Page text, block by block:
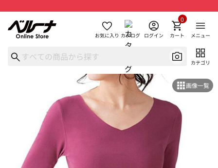
お気に入り カタログ ログイン カート
0
メニュー
カテゴリ
画像一覧